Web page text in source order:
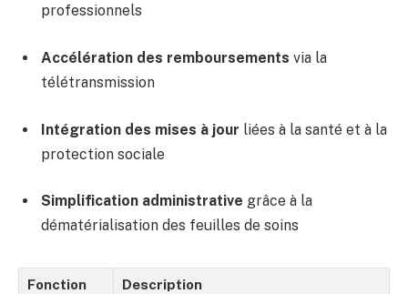
professionnels
Accélération des remboursements via la
télétransmission
Intégration des mises à jour liées à la santé et à la
protection sociale
Simplification administrative grâce à la
dématérialisation des feuilles de soins
Fonction Description